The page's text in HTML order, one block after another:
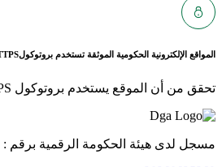
المواقع الإلكترونية الحكومية الموثقة تستخدم بروتوكول
تحقق من أن الموقع يستخدم بروتوكول HTTPS
مسجل لدى هيئة الحكومة الرقمية برقم :